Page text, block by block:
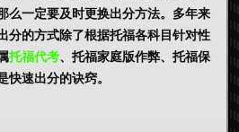
么一定要及时更换出分方法。多年来
分的方式除了根据托福各科目针对性
托福代考、托福家庭版作弊、托福保
快速出分的诀窍。